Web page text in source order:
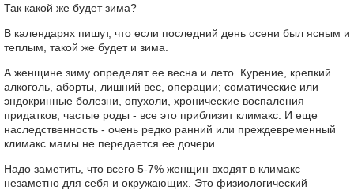
Так какой же будет зима?
В календарях пишут, что если последний день осени был ясным и
теплым, такой же будет и зима.
А женщине зиму определят ее весна и лето. Курение, крепкий
алкоголь, аборты, лишний вес, операции; соматические или
эндокринные болезни, опухоли, хронические воспаления
придатков, частые роды - все это приблизит климакс. И еще
наследственность - очень редко ранний или преждевременный
климакс мамы не передается ее дочери.
Надо заметить, что всего 5-7% женщин входят в климакс
незаметно для себя и окружающих. Это физиологический